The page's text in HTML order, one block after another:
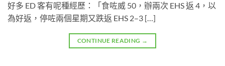
好多 ED 客有呢種經歷：「食咗威 50，辦兩次 EHS 返 4，以
為好返，停咗兩個星期又跌返 EHS 2–3 […]
CONTINUE READING →